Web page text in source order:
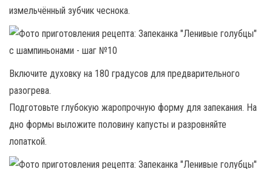
измельчённый зубчик чеснока.
Включите духовку на 180 градусов для предварительного
разогрева.
Подготовьте глубокую жаропрочную форму для запекания. На
дно формы выложите половину капусты и разровняйте
лопаткой.